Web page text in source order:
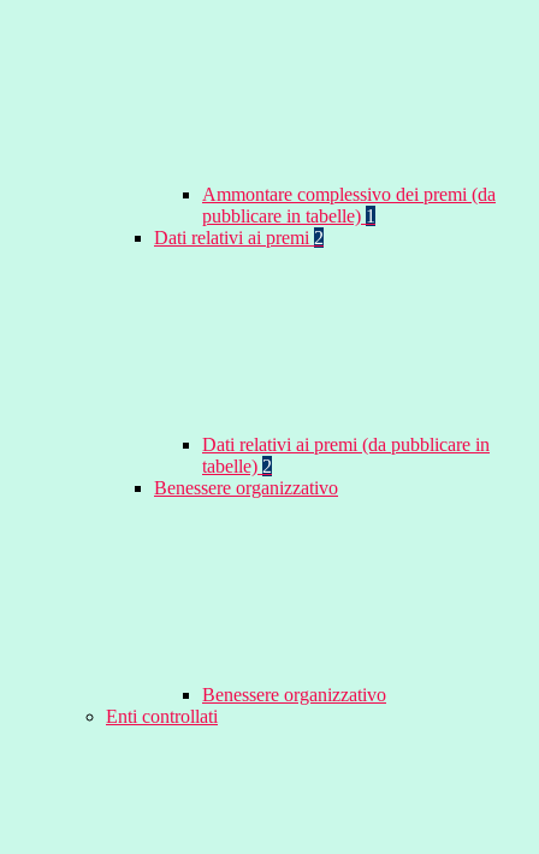
Ammontare complessivo dei premi (da
pubblicare in tabelle) 1
Dati relativi ai premi 2
Dati relativi ai premi (da pubblicare in
tabelle) 2
Benessere organizzativo
Benessere organizzativo
Enti controllati